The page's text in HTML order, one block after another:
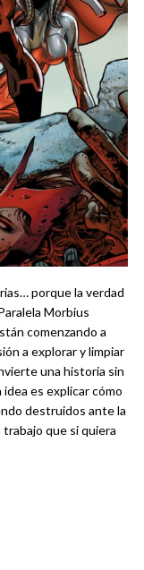
porque la verdad
Morbius
comenzando a
a explorar y limpiar
una historia sin
es explicar cómo
destruidos ante la
que si quiera